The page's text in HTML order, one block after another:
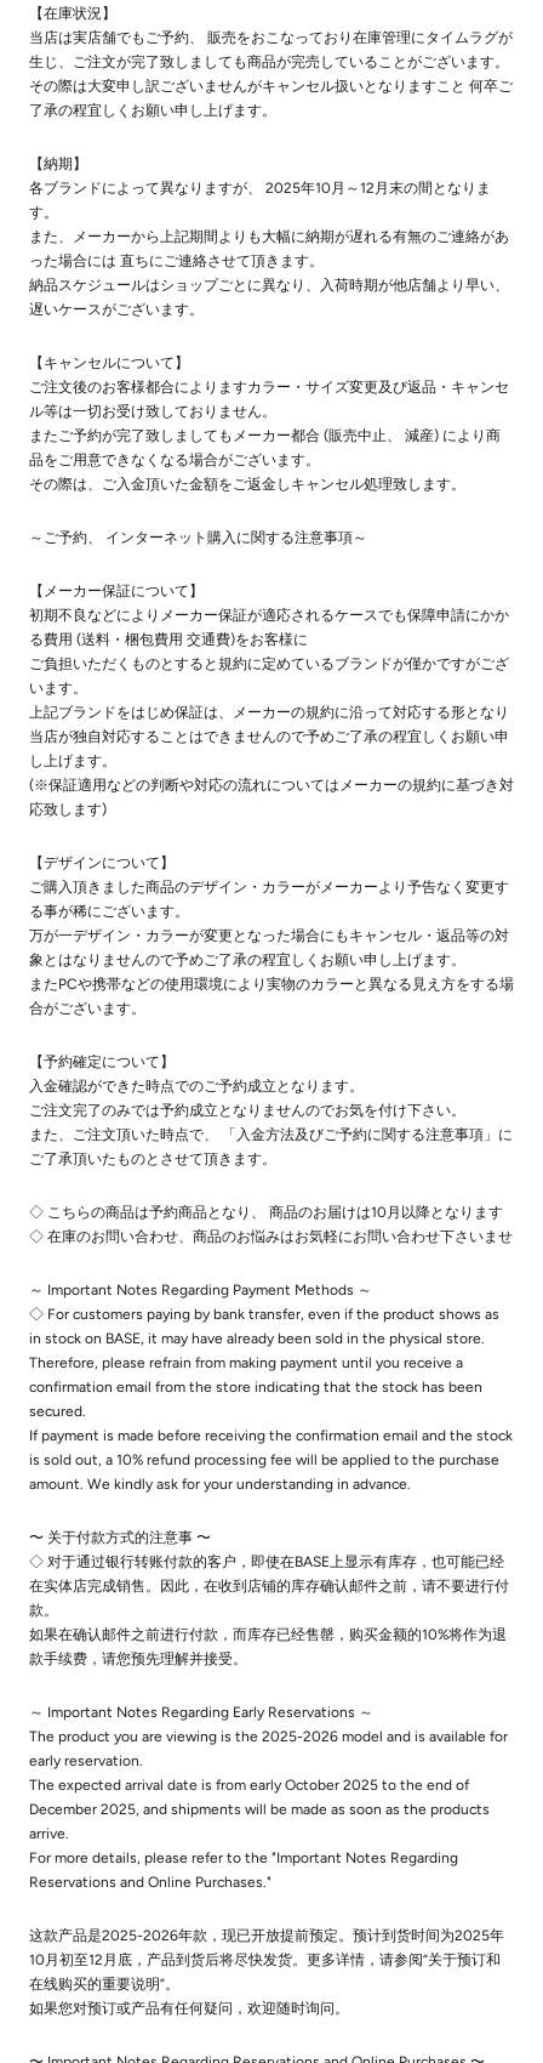
【在庫状況】
当店は実店舗でもご予約、 販売をおこなっており在庫管理にタイムラグが
生じ、ご注文が完了致しましても商品が完売していることがございます。
その際は大変申し訳ございませんがキャンセル扱いとなりますこと 何卒ご
了承の程宜しくお願い申し上げます。
【納期】
各ブランドによって異なりますが、 2025年10月～12月末の間となりま
す。
また、メーカーから上記期間よりも大幅に納期が遅れる有無のご連絡があ
った場合には 直ちにご連絡させて頂きます。
納品スケジュールはショップごとに異なり、入荷時期が他店舗より早い、
遅いケースがございます。
【キャンセルについて】
ご注文後のお客様都合によりますカラー・サイズ変更及び返品・キャンセ
ル等は一切お受け致しておりません。
またご予約が完了致しましてもメーカー都合 (販売中止、 減産) により商
品をご用意できなくなる場合がございます。
その際は、ご入金頂いた金額をご返金しキャンセル処理致します。
～ご予約、 インターネット購入に関する注意事項～
【メーカー保証について】
初期不良などによりメーカー保証が適応されるケースでも保障申請にかか
る費用 (送料・梱包費用 交通費)をお客様に
ご負担いただくものとすると規約に定めているブランドが僅かですがござ
います。
上記ブランドをはじめ保証は、メーカーの規約に沿って対応する形となり
当店が独自対応することはできませんので予めご了承の程宜しくお願い申
し上げます。
(※保証適用などの判断や対応の流れについてはメーカーの規約に基づき対
応致します)
【デザインについて】
ご購入頂きました商品のデザイン・カラーがメーカーより予告なく変更す
る事が稀にございます。
万が一デザイン・カラーが変更となった場合にもキャンセル・返品等の対
象とはなりませんので予めご了承の程宜しくお願い申し上げます。
またPCや携帯などの使用環境により実物のカラーと異なる見え方をする場
合がございます。
【予約確定について】
入金確認ができた時点でのご予約成立となります。
ご注文完了のみでは予約成立となりませんのでお気を付け下さい。
また、ご注文頂いた時点で、 「入金方法及びご予約に関する注意事項」に
ご了承頂いたものとさせて頂きます。
◇ こちらの商品は予約商品となり、 商品のお届けは10月以降となります
◇ 在庫のお問い合わせ、商品のお悩みはお気軽にお問い合わせ下さいませ
～ Important Notes Regarding Payment Methods ～
◇ For customers paying by bank transfer, even if the product shows as
in stock on BASE, it may have already been sold in the physical store.
Therefore, please refrain from making payment until you receive a
confirmation email from the store indicating that the stock has been
secured.
If payment is made before receiving the confirmation email and the stock
is sold out, a 10% refund processing fee will be applied to the purchase
amount. We kindly ask for your understanding in advance.
〜 关于付款方式的注意事 〜
◇ 对于通过银行转账付款的客户，即使在BASE上显示有库存，也可能已经
在实体店完成销售。因此，在收到店铺的库存确认邮件之前，请不要进行付
款。
如果在确认邮件之前进行付款，而库存已经售罄，购买金额的10%将作为退
款手续费，请您预先理解并接受。
～ Important Notes Regarding Early Reservations ～
The product you are viewing is the 2025-2026 model and is available for
early reservation.
The expected arrival date is from early October 2025 to the end of
December 2025, and shipments will be made as soon as the products
arrive.
For more details, please refer to the "Important Notes Regarding
Reservations and Online Purchases."
这款产品是2025-2026年款，现已开放提前预定。预计到货时间为2025年
10月初至12月底，产品到货后将尽快发货。更多详情，请参阅“关于预订和
在线购买的重要说明”。
如果您对预订或产品有任何疑问，欢迎随时询问。